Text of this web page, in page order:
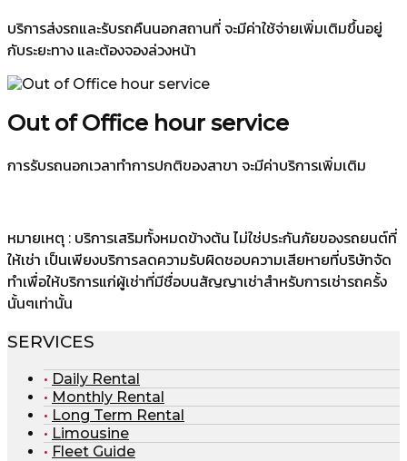
บริการส่งรถและรับรถคืนนอกสถานที่ จะมีค่าใช้จ่ายเพิ่มเติมขึ้นอยู่
กับระยะทาง และต้องจองล่วงหน้า
Out of Office hour service
การรับรถนอกเวลาทำการปกติของสาขา จะมีค่าบริการเพิ่มเติม
หมายเหตุ : บริการเสริมทั้งหมดข้างต้น ไม่ใช่ประกันภัยของรถยนต์ที่
ให้เช่า เป็นเพียงบริการลดความรับผิดชอบความเสียหายที่บริษัทจัด
ทำเพื่อให้บริการแก่ผู้เช่าที่มีชื่อบนสัญญาเช่าสำหรับการเช่ารถครั้ง
นั้นๆเท่านั้น
SERVICES
Daily Rental
Monthly Rental
Long Term Rental
Limousine
Fleet Guide